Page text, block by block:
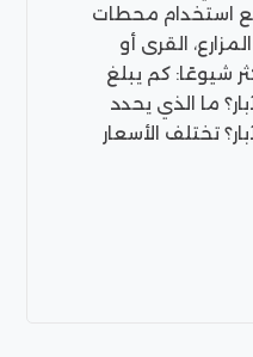
استخدام محطات
القرى أو
شيوعًا: كم يبلغ
ما الذي يحدد
تختلف الأسعار